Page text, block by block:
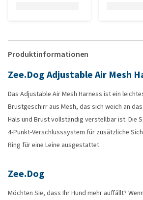
Produktinformationen
Zee.Dog Adjustable Air Mesh
Das Adjustable Air Mesh Harness ist ein
Brustgeschirr aus Mesh, das sich weich an
Hals und Brust vollständig verstellbar ist. Die
4-Punkt-Verschlusssystem für zusätzliche
Ring für eine Leine ausgestattet.
Zee.Dog
Möchten Sie, dass Ihr Hund mehr auffällt?